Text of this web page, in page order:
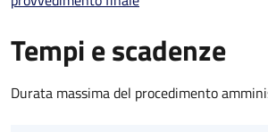
Tempi e scadenze
Durata massima del procedimento